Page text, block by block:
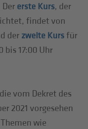
erste Kurs, der
findet von
der zweite Kursfür
bis 17:00 Uhr
vom Dekret des
2021 vorgesehen
wie